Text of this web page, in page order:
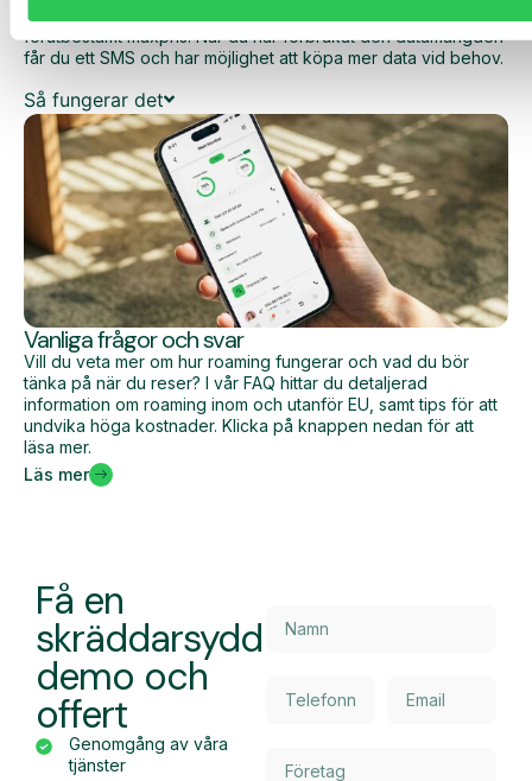
Den dagliga begränsningen har en viss mängd data till ett
förutbestämt maxpris. När du har förbrukat den datamängden
får du ett SMS och har möjlighet att köpa mer data vid behov.
Så fungerar det
Vanliga frågor och svar
Vill du veta mer om hur roaming fungerar och vad du bör
tänka på när du reser? I vår FAQ hittar du detaljerad
information om roaming inom och utanför EU, samt tips för att
undvika höga kostnader. Klicka på knappen nedan för att
läsa mer.
Läs mer
Få en
skräddarsydd
demo och
offert
Genomgång av våra
tjänster